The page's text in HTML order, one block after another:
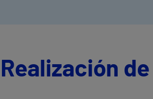
Realización